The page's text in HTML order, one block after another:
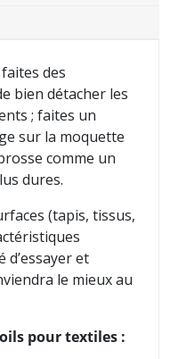
faites des
bien détacher les
; faites un
sur la moquette
comme un
dures.
(tapis, tissus,
et
le mieux au
pour textiles :